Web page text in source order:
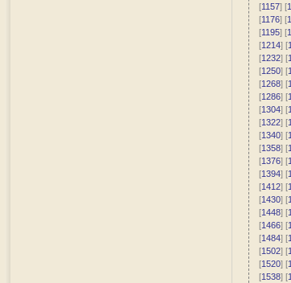
[1157] [
[1176] [
[1195] [
[1214] [
[1232] [
[1250] [
[1268] [
[1286] [
[1304] [
[1322] [
[1340] [
[1358] [
[1376] [
[1394] [
[1412] [
[1430] [
[1448] [
[1466] [
[1484] [
[1502] [
[1520] [
[1538] [